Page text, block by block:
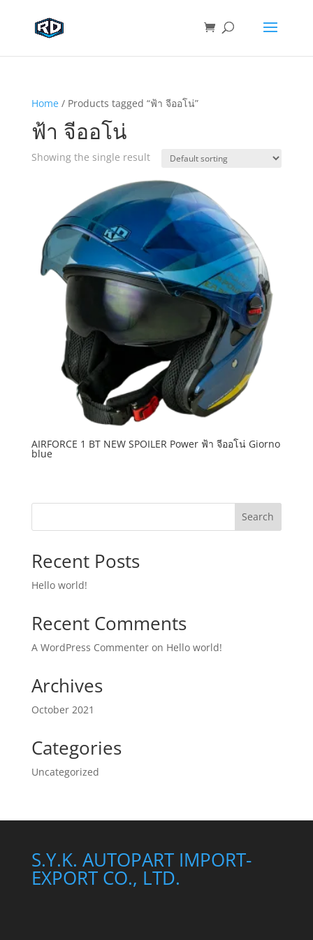
Home/ Products tagged “ฟ้า จีออโน่”
ฟ้า จีออโน่
Showing the single result
AIRFORCE 1 BT NEW SPOILER Power ฟ้า จีออโน่ Giorno
blue
Search
Recent Posts
Hello world!
Recent Comments
A WordPress Commenteron Hello world!
Archives
October 2021
Categories
Uncategorized
S.Y.K. AUTOPART IMPORT-
EXPORT CO., LTD.